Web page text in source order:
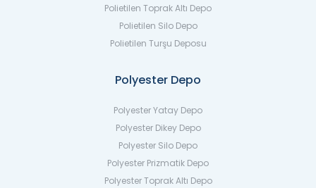
Polietilen Toprak Altı Depo
Polietilen Silo Depo
Polietilen Turşu Deposu
Polyester Depo
Polyester Yatay Depo
Polyester Dikey Depo
Polyester Silo Depo
Polyester Prizmatik Depo
Polyester Toprak Altı Depo